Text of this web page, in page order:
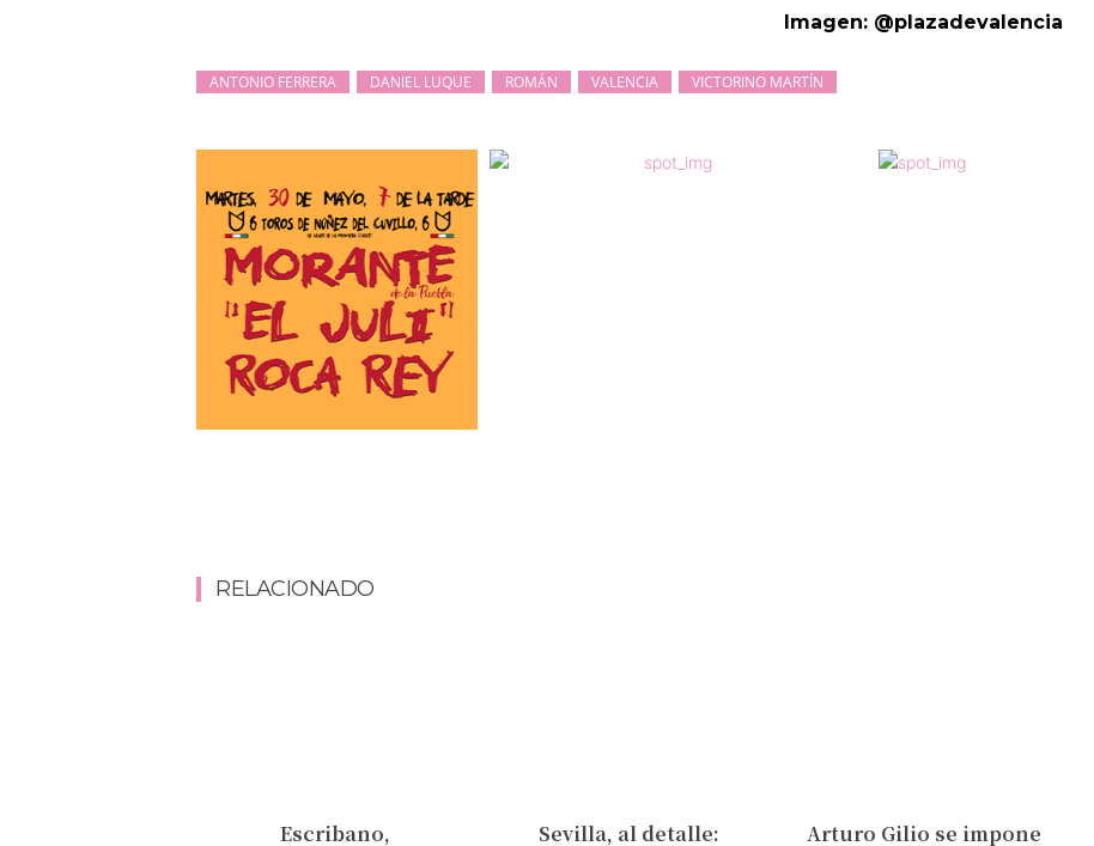
Imagen: @plazadevalencia
ANTONIO FERRERA DANIEL LUQUE ROMÁN VALENCIA VICTORINO MARTÍN
RELACIONADO
Escribano,
Sevilla, al detalle:
Arturo Gilio se impone